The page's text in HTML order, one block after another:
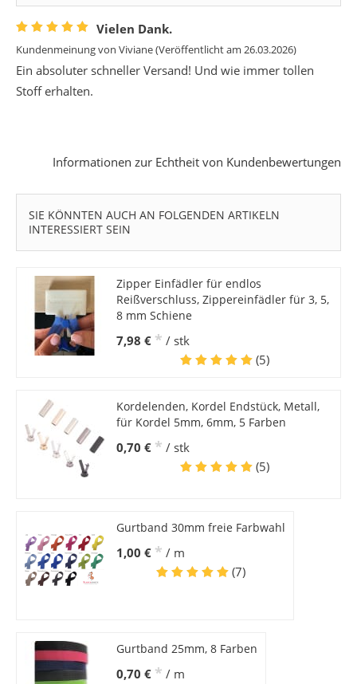
Vielen Dank.
Kundenmeinung von Viviane(Veröffentlicht am 26.03.2026)
Ein absoluter schneller Versand! Und wie immer tollen
Stoff erhalten.
Informationen zur Echtheit von Kundenbewertungen
SIE KÖNNTEN AUCH AN FOLGENDEN ARTIKELN
INTERESSIERT SEIN
Zipper Einfädler für endlos
Reißverschluss, Zippereinfädler für 3, 5,
8 mm Schiene
7,98 € * / stk
(5)
Kordelenden, Kordel Endstück, Metall,
für Kordel 5mm, 6mm, 5 Farben
0,70 € * / stk
(5)
Gurtband 30mm freie Farbwahl
1,00 € * / m
(7)
Gurtband 25mm, 8 Farben
0,70 € * / m